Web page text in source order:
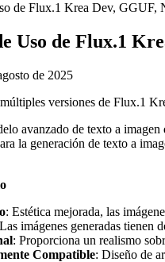
de Flux.1 Krea Dev, GGUF,
Uso de Flux.1
de 2025
versiones de Flux.1
avanzado de texto a
la generación de texto a
: Estética mejorada, las
imágenes generadas tienen
: Proporciona un realismo
Compatible: Diseño de